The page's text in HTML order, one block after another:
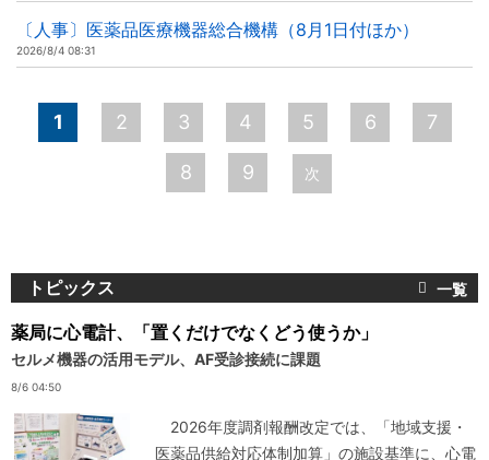
〔人事〕医薬品医療機器総合機構（8月1日付ほか）
2026/8/4 08:31
ペ
ー
1 2 3 4 5 6 7
8 9 次
トピックス
薬局に心電計、「置くだけでなくどう使うか」
セルメ機器の活用モデル、AF受診接続に課題
8/6 04:50
2026年度調剤報酬改定では、「地域支援・
医薬品供給対応体制加算」の施設基準に、心電